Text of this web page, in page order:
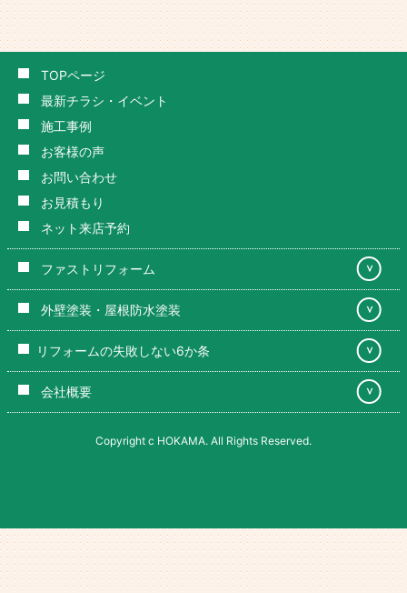
TOPページ
最新チラシ・イベント
施工事例
お客様の声
お問い合わせ
お見積もり
ネット来店予約
ファストリフォーム ＞
外壁塗装・屋根防水塗装 ＞
リフォームの失敗しない6か条 ＞
会社概要 ＞
Copyright c HOKAMA. All Rights Reserved.